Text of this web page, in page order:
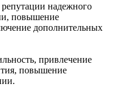
надежного
повышение
дополнительных
привлечение
повышение